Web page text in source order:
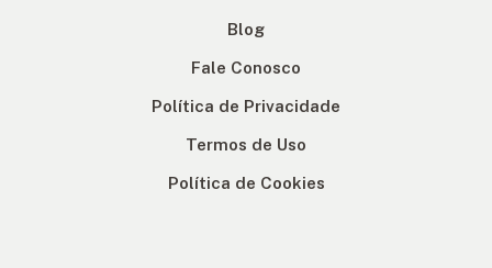
Blog
Fale Conosco
Política de Privacidade
Termos de Uso
Política de Cookies